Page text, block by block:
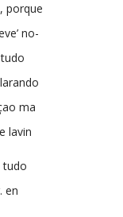
porque
no-
ma
lavin
tudo
en